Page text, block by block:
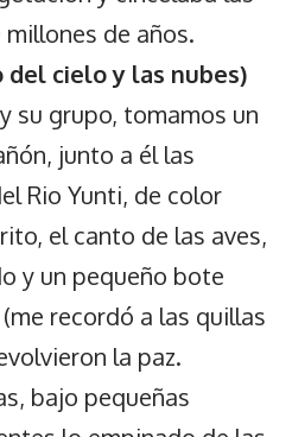
de años.
del cielo y las nubes)
su grupo, tomamos un
junto a él las
Rio Yunti, de color
el canto de las aves,
y un pequeño bote
recordó a las quillas
la paz.
bajo pequeñas